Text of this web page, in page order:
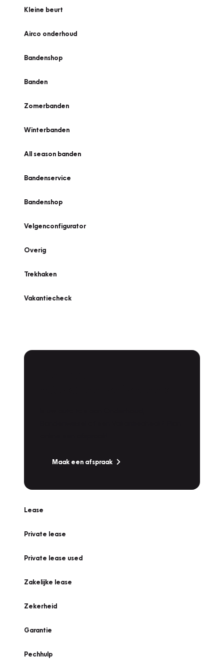
Kleine beurt
Airco onderhoud
Bandenshop
Banden
Zomerbanden
Winterbanden
All season banden
Bandenservice
Bandenshop
Velgenconfigurator
Overig
Trekhaken
Vakantiecheck
Maak een afspraak
Lease
Private lease
Private lease used
Zakelijke lease
Zekerheid
Garantie
Pechhulp